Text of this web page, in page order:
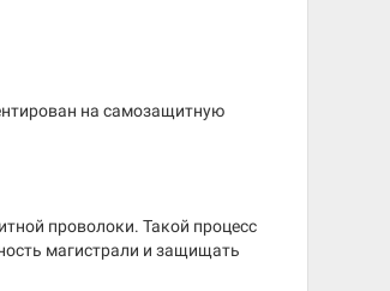
на самозащитную
проволоки. Такой процесс
магистрали и защищать